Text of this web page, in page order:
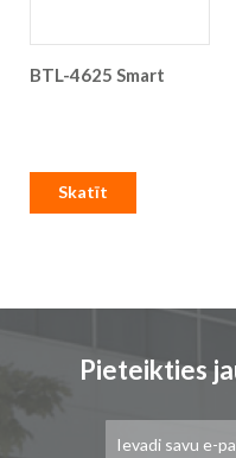
BTL-4625 Smart
Skatīt
Pieteikties